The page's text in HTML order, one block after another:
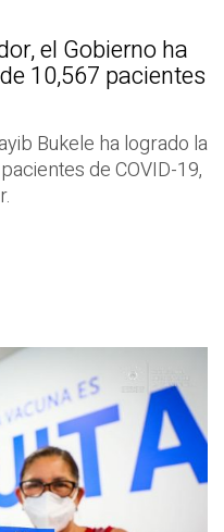
el Gobierno ha
10,567 pacientes
Bukele ha logrado la
de COVID-19,